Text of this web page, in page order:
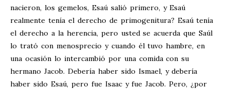
nacieron, los gemelos, Esaú salió primero, y Esaú
realmente tenía el derecho de primogenitura? Esaú tenía
el derecho a la herencia, pero usted se acuerda que Saúl
lo trató con menosprecio y cuando él tuvo hambre, en
una ocasión lo intercambió por una comida con su
hermano Jacob. Debería haber sido Ismael, y debería
haber sido Esaú, pero fue Isaac y fue Jacob. Pero, ¿por